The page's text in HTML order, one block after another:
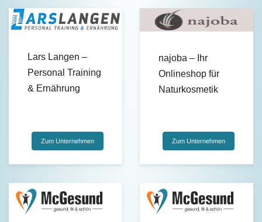
Lars Langen –
Personal Training
& Ernährung
Zum Unternehmen
najoba – Ihr
Onlineshop für
Naturkosmetik
Zum Unternehmen